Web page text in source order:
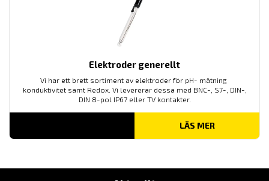
Elektroder generellt
Vi har ett brett sortiment av elektroder för pH- mätning
konduktivitet samt Redox. Vi levererar dessa med BNC-, S7-, DIN-,
DIN 8-pol IP67 eller TV kontakter.
LÄS MER